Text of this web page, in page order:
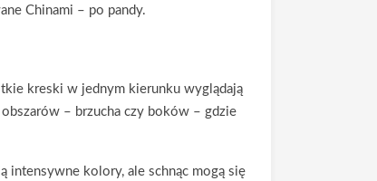
Chinami – po pandy.
kreski w jednym kierunku wyglądają
obszarów – brzucha czy boków – gdzie
intensywne kolory, ale schnąc mogą się